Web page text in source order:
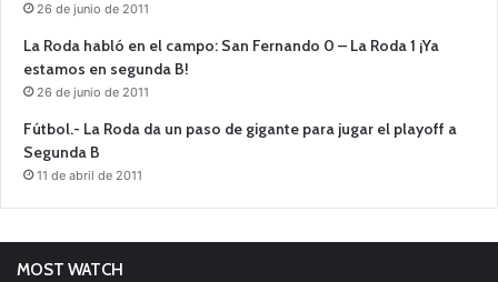
26 de junio de 2011
La Roda habló en el campo: San Fernando 0 – La Roda 1 ¡Ya
estamos en segunda B!
26 de junio de 2011
Fútbol.- La Roda da un paso de gigante para jugar el playoff a
Segunda B
11 de abril de 2011
MOST WATCH